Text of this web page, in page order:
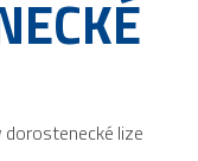
lize